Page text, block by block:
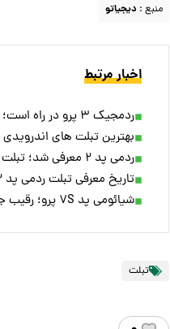
منبع : دیجیاتو
اخبار مرتبط
ردمجیک ۳ پرو در راه است؛ تبلتی که گیمرها را عاشق خودش می‌کند!
بهترین تبلت های اندرویدی
ردمی پد ۲ معرفی شد؛ تبلت اقتصادی با نمایشگر ۱۱ اینچی
تاریخ معرفی تبلت ردمی پد ۲ اعلام شد؛ ۱۱ اینچی با تراشه هلیو G۱۰۰
شیائومی پد ۷S پرو؛ رقیب جدی تبلت‌های پرچمدار به‌زودی عرضه می‌شود!
تبلت